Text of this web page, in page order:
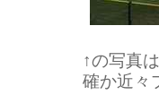
↑の写真
確か近々